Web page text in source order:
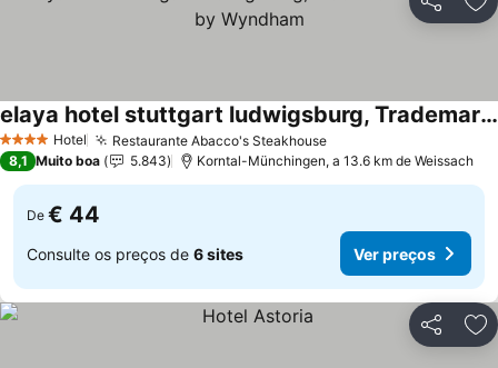
Partilhar
4 EstrelasHotel Restaurante Abacco's Steakhouse
elaya hotel stuttgart ludwigsburg, Trademark Collection by Wyndham
8,1 Muito boa 5.843 Korntal-Münchingen, a 13.6 km de Weissach
De € 44
Consulte os preços de 6 sites Ver preços
Partilhar